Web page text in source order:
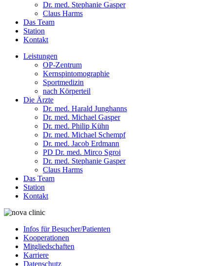
Dr. med. Stephanie Gasper
Claus Harms
Das Team
Station
Kontakt
Leistungen
OP-Zentrum
Kernspintomographie
Sportmedizin
nach Körperteil
Die Ärzte
Dr. med. Harald Junghanns
Dr. med. Michael Gasper
Dr. med. Philip Kühn
Dr. med. Michael Schempf
Dr. med. Jacob Erdmann
PD Dr. med. Mirco Sgroi
Dr. med. Stephanie Gasper
Claus Harms
Das Team
Station
Kontakt
Infos für Besucher/Patienten
Kooperationen
Mitgliedschaften
Karriere
Datenschutz